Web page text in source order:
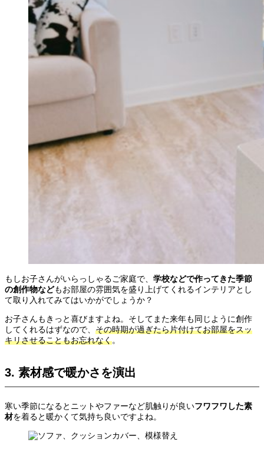
もしお子さんがいらっしゃるご家庭で、 学校などで作ってきた季節
の創作物などもお部屋の雰囲気を盛り上げてくれるインテリアとし
て取り入れてみてはいかがでしょうか？
お子さんもきっと喜びますよね。そしてまた来年も同じように創作
してくれるはずなので、 その時期が過ぎたら片付けてお部屋をスッ
キリさせることもお忘れなく。
3. 素材感で暖かさを演出
寒い季節になるとニットやファーなど肌触りが良いフワフワした素
材を着ると暖かくて気持ち良いですよね。